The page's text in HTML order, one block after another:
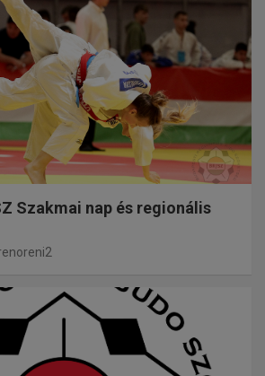
Szakmai nap és regionális